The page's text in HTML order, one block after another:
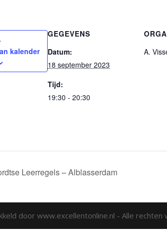
kalender
GEGEVENS
Datum:
18 september 2023
Tijd:
19:30 - 20:30
A.
Leerregels – Alblasserdam
door www.excellentonline.nl - Alle rechten